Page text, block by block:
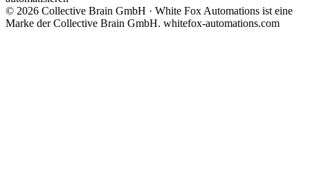
© 2026 Collective Brain GmbH · White Fox Automations ist eine
Marke der Collective Brain GmbH. whitefox-automations.com